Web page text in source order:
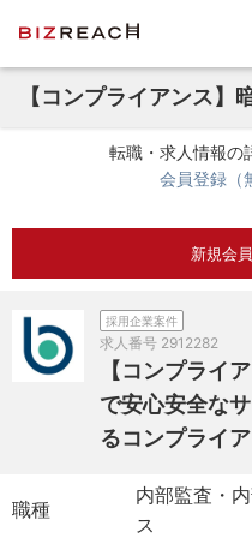
転職・求人情報の
会員登録（
新規会
採用企業案件
求人番号 2912282
【コンプライ
で安心安全な
るコンプライ
職種
内部監査・
ス